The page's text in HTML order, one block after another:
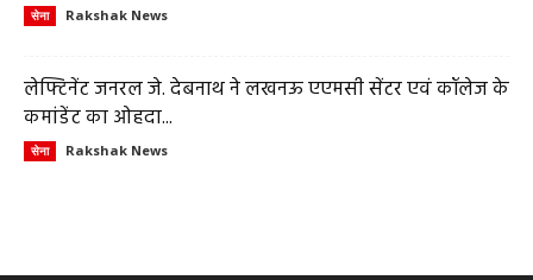
सेना Rakshak News
लेफ्टिनेंट जनरल जे. देबनाथ ने लखनऊ एएमसी सेंटर एवं कॉलेज के
कमांडेंट का ओहदा...
सेना Rakshak News